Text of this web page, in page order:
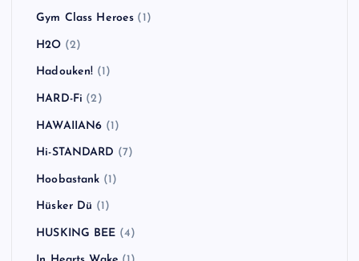
Gym Class Heroes (1)
H2O (2)
Hadouken! (1)
HARD-Fi (2)
HAWAIIAN6 (1)
Hi-STANDARD (7)
Hoobastank (1)
Hüsker Dü (1)
HUSKING BEE (4)